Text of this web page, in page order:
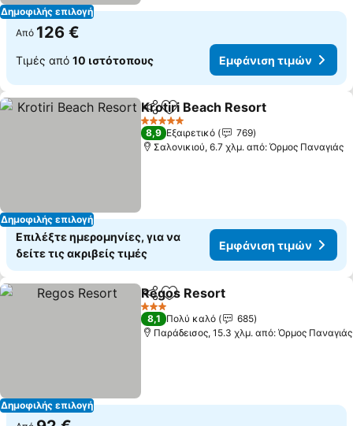
Δημοφιλής επιλογή
Από 126 €
Τιμές από 10 ιστότοπους Εμφάνιση τιμών
Δημοφιλής επιλογή
Κοινοποίηση
Προσθήκη στα αγαπημένα
Krotiri Beach Resort
5 Αστέρια
8,9 Εξαιρετικό
769
Σαλονικιού, 6.7 χλμ. από: Όρμος Παναγιάς
Επιλέξτε ημερομηνίες, για να
δείτε τις ακριβείς τιμές
Εμφάνιση τιμών
Δημοφιλής επιλογή
Κοινοποίηση
Προσθήκη στα αγαπημένα
Regos Resort
3 Αστέρια
8,1 Πολύ καλό
685
Παράδεισος, 15.3 χλμ. από: Όρμος Παναγιάς